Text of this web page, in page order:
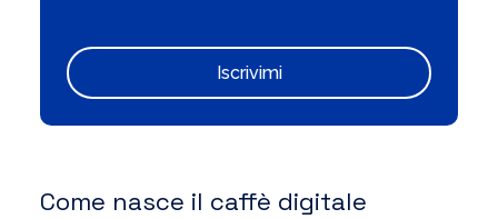
Iscrivimi
Come nasce il caffè digitale